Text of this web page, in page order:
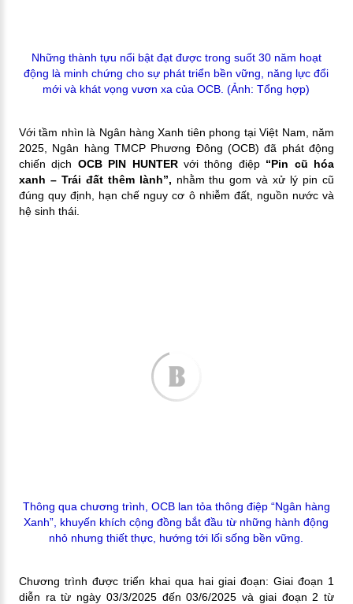
Những thành tựu nổi bật đạt được trong suốt 30 năm hoạt
động là minh chứng cho sự phát triển bền vững, năng lực đổi
mới và khát vọng vươn xa của OCB. (Ảnh: Tổng hợp)
Với tầm nhìn là Ngân hàng Xanh tiên phong tại Việt Nam, năm
2025, Ngân hàng TMCP Phương Đông (OCB) đã phát động
chiến dịch OCB PIN HUNTERvới thông điệp“Pin cũ hóa
xanh – Trái đất thêm lành”, nhằm thu gom và xử lý pin cũ
đúng quy định, hạn chế nguy cơ ô nhiễm đất, nguồn nước và
hệ sinh thái.
Thông qua chương trình, OCB lan tỏa thông điệp “Ngân hàng
Xanh”, khuyến khích cộng đồng bắt đầu từ những hành động
nhỏ nhưng thiết thực, hướng tới lối sống bền vững.
Chương trình được triển khai qua hai giai đoạn: Giai đoạn 1
diễn ra từ ngày 03/3/2025 đến 03/6/2025 và giai đoạn 2 từ